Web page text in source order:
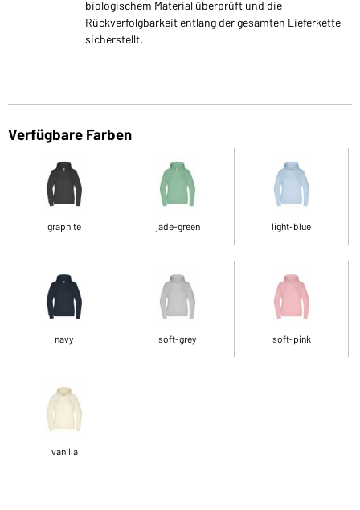
biologischem Material überprüft und die
Rückverfolgbarkeit entlang der gesamten Lieferkette
sicherstellt.
Verfügbare Farben
graphite jade-green light-blue
navy soft-grey soft-pink
vanilla